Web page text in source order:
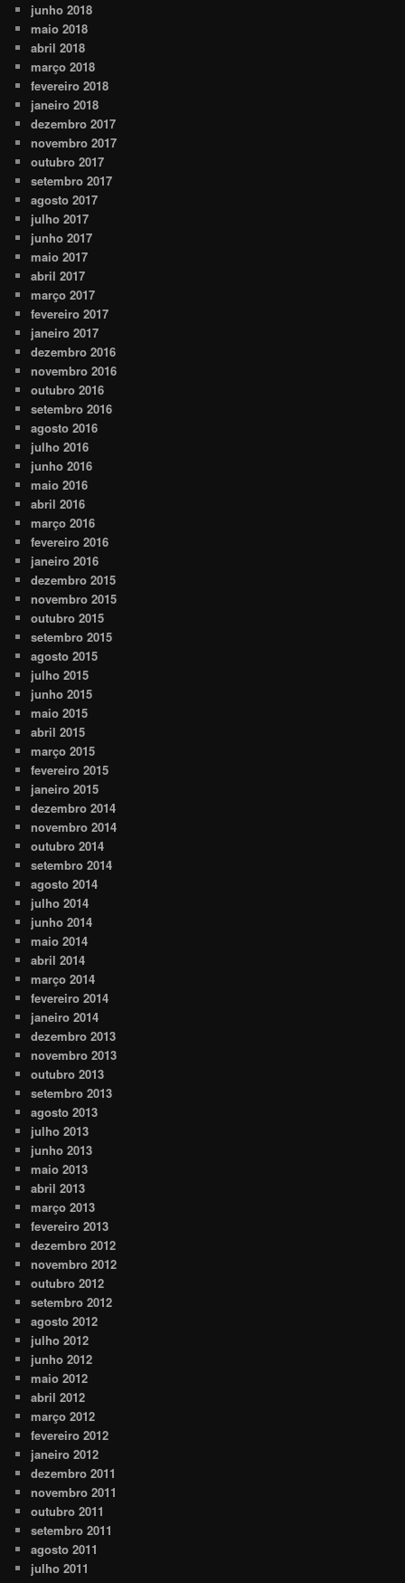
junho 2018
maio 2018
abril 2018
março 2018
fevereiro 2018
janeiro 2018
dezembro 2017
novembro 2017
outubro 2017
setembro 2017
agosto 2017
julho 2017
junho 2017
maio 2017
abril 2017
março 2017
fevereiro 2017
janeiro 2017
dezembro 2016
novembro 2016
outubro 2016
setembro 2016
agosto 2016
julho 2016
junho 2016
maio 2016
abril 2016
março 2016
fevereiro 2016
janeiro 2016
dezembro 2015
novembro 2015
outubro 2015
setembro 2015
agosto 2015
julho 2015
junho 2015
maio 2015
abril 2015
março 2015
fevereiro 2015
janeiro 2015
dezembro 2014
novembro 2014
outubro 2014
setembro 2014
agosto 2014
julho 2014
junho 2014
maio 2014
abril 2014
março 2014
fevereiro 2014
janeiro 2014
dezembro 2013
novembro 2013
outubro 2013
setembro 2013
agosto 2013
julho 2013
junho 2013
maio 2013
abril 2013
março 2013
fevereiro 2013
dezembro 2012
novembro 2012
outubro 2012
setembro 2012
agosto 2012
julho 2012
junho 2012
maio 2012
abril 2012
março 2012
fevereiro 2012
janeiro 2012
dezembro 2011
novembro 2011
outubro 2011
setembro 2011
agosto 2011
julho 2011